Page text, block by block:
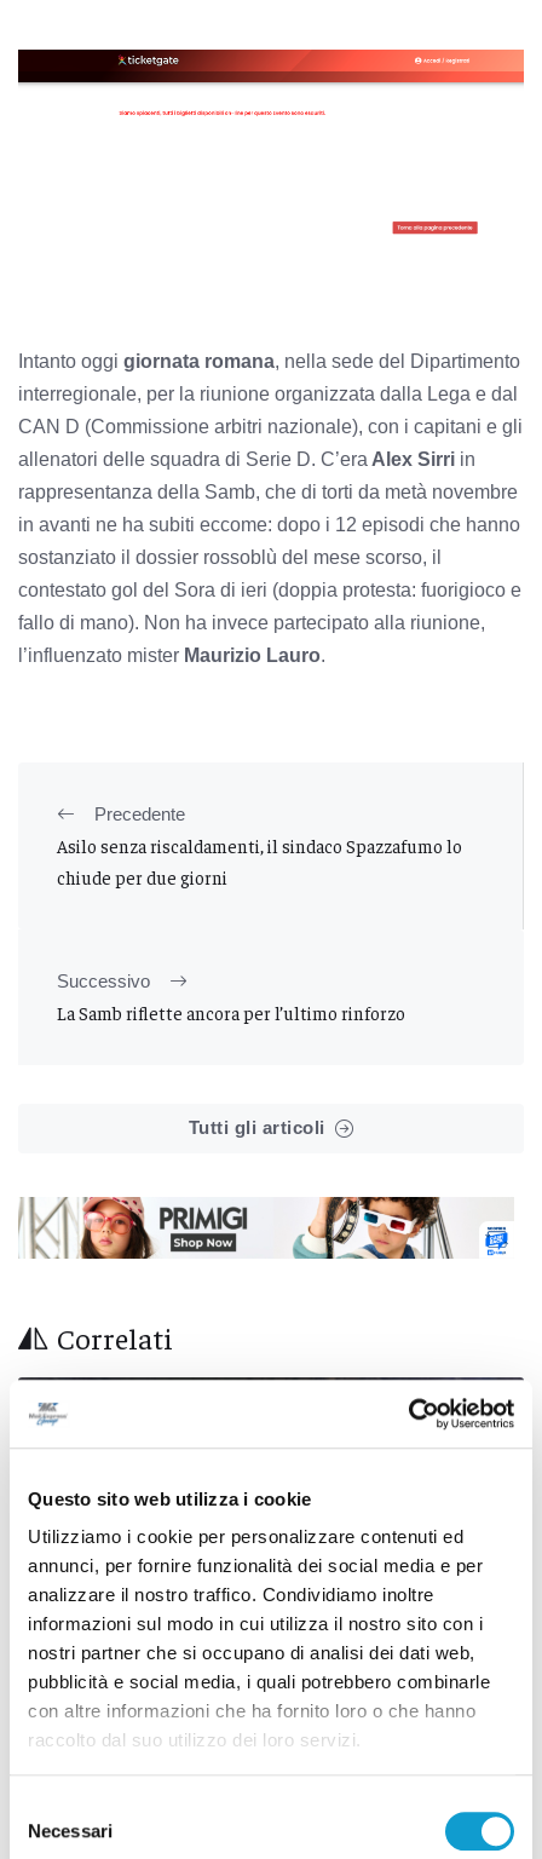
Questo sito web utilizza i cookie
Utilizziamo i cookie per personalizzare contenuti ed
annunci, per fornire funzionalità dei social media e per
analizzare il nostro traffico. Condividiamo inoltre
informazioni sul modo in cui utilizza il nostro sito con i
nostri partner che si occupano di analisi dei dati web,
pubblicità e social media, i quali potrebbero combinarle
con altre informazioni che ha fornito loro o che hanno
raccolto dal suo utilizzo dei loro servizi.
delNecessari
Intanto oggi giornata romana, nella sede del Dipartimento
interregionale, per la riunione organizzata dalla Lega e dal
CAN D (Commissione arbitri nazionale), con i capitani e gli
allenatori delle squadra di Serie D. C’era Alex Sirri in
rappresentanza della Samb, che di torti da metà novembre
in avanti ne ha subiti eccome: dopo i 12 episodi che hanno
sostanziato il dossier rossoblù del mese scorso, il
contestato gol del Sora di ieri (doppia protesta: fuorigioco e
fallo di mano). Non ha invece partecipato alla riunione,
l’influenzato mister Maurizio Lauro.
Precedente
Asilo senza riscaldamenti, il sindaco Spazzafumo lo
chiude per due giorni
Successivo
La Samb riflette ancora per l’ultimo rinforzo
Tutti gli articoli
Correlati
Samb-Lanciano 4-0, entrano Sgarbi e Perrotta